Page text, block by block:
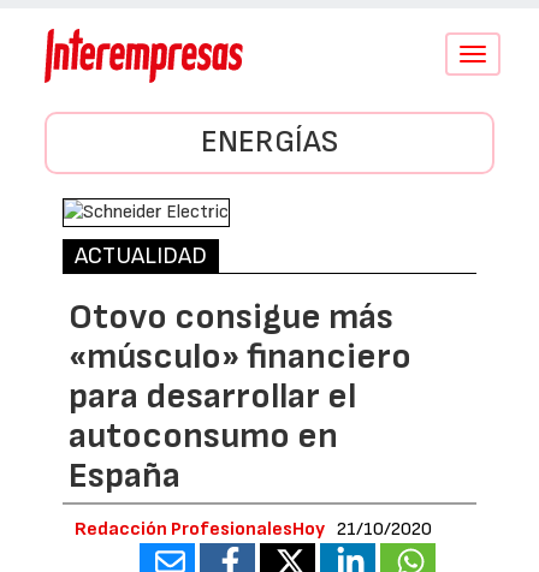
Conmutar
ENERGÍAS
ACTUALIDAD
Otovo consigue más
«músculo» financiero
para desarrollar el
autoconsumo en
España
Redacción ProfesionalesHoy 21/10/2020